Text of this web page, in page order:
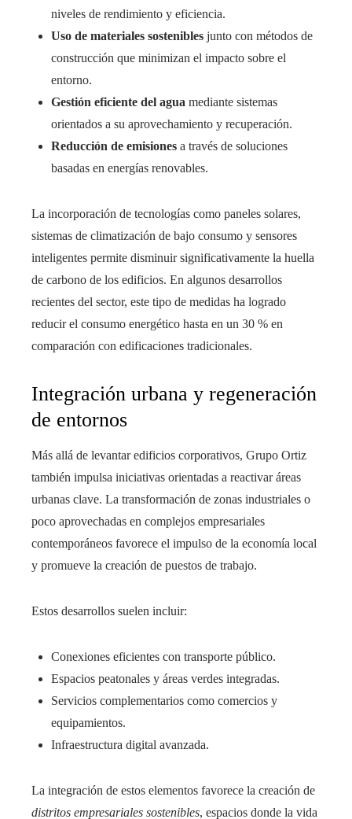
niveles de rendimiento y eficiencia.
Uso de materiales sostenibles junto con métodos de
construcción que minimizan el impacto sobre el
entorno.
Gestión eficiente del agua mediante sistemas
orientados a su aprovechamiento y recuperación.
Reducción de emisiones a través de soluciones
basadas en energías renovables.
La incorporación de tecnologías como paneles solares,
sistemas de climatización de bajo consumo y sensores
inteligentes permite disminuir significativamente la huella
de carbono de los edificios. En algunos desarrollos
recientes del sector, este tipo de medidas ha logrado
reducir el consumo energético hasta en un 30 % en
comparación con edificaciones tradicionales.
Integración urbana y regeneración
de entornos
Más allá de levantar edificios corporativos, Grupo Ortiz
también impulsa iniciativas orientadas a reactivar áreas
urbanas clave. La transformación de zonas industriales o
poco aprovechadas en complejos empresariales
contemporáneos favorece el impulso de la economía local
y promueve la creación de puestos de trabajo.
Estos desarrollos suelen incluir:
Conexiones eficientes con transporte público.
Espacios peatonales y áreas verdes integradas.
Servicios complementarios como comercios y
equipamientos.
Infraestructura digital avanzada.
La integración de estos elementos favorece la creación de
distritos empresariales sostenibles, espacios donde la vida